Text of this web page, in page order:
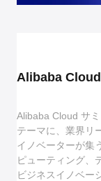
Alibaba Cloud
Alibaba Cloud サ
テーマに、業界リ
イノベーターが集
ピューティング、
ビジネスイノベー